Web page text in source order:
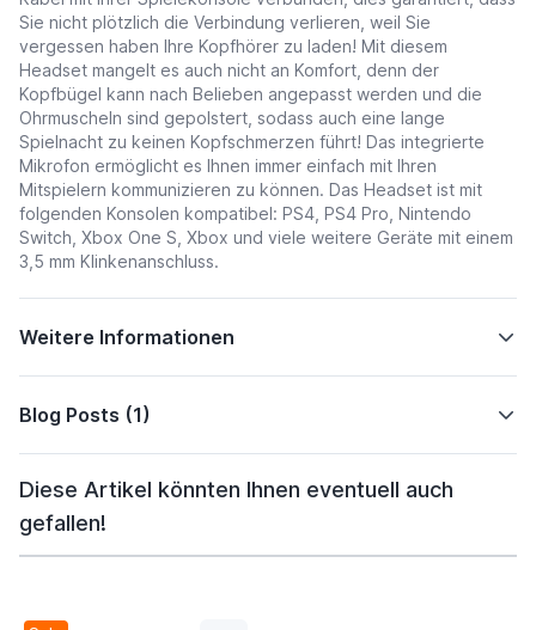
Sie nicht plötzlich die Verbindung verlieren, weil Sie
vergessen haben Ihre Kopfhörer zu laden! Mit diesem
Headset mangelt es auch nicht an Komfort, denn der
Kopfbügel kann nach Belieben angepasst werden und die
Ohrmuscheln sind gepolstert, sodass auch eine lange
Spielnacht zu keinen Kopfschmerzen führt! Das integrierte
Mikrofon ermöglicht es Ihnen immer einfach mit Ihren
Mitspielern kommunizieren zu können. Das Headset ist mit
folgenden Konsolen kompatibel: PS4, PS4 Pro, Nintendo
Switch, Xbox One S, Xbox und viele weitere Geräte mit einem
3,5 mm Klinkenanschluss.
Weitere Informationen
Blog Posts (1)
Diese Artikel könnten Ihnen eventuell auch
gefallen!